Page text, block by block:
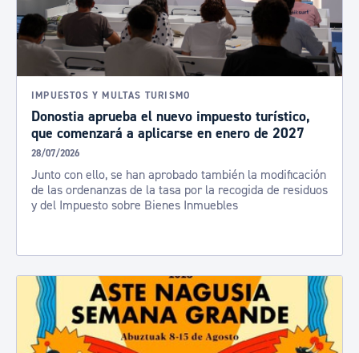
IMPUESTOS Y MULTAS TURISMO
Donostia aprueba el nuevo impuesto turístico,
que comenzará a aplicarse en enero de 2027
28/07/2026
Junto con ello, se han aprobado también la modificación
de las ordenanzas de la tasa por la recogida de residuos
y del Impuesto sobre Bienes Inmuebles